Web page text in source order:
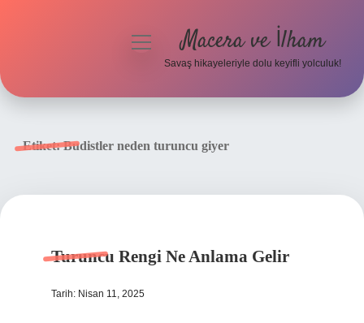
menüyüMacera ve İlham
Savaş hikayeleriyle dolu keyifli yolculuk!
Etiket:Budistler neden turuncu giyer
Turuncu Rengi Ne Anlama Gelir
Tarih: Nisan 11, 2025